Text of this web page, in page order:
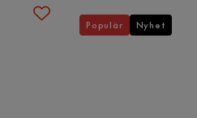
Populär Nyhet